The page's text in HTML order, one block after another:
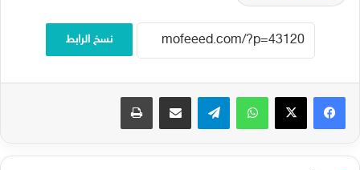
نسخ الرابط
فيسبوك‫X واتساب تيلقرام مشاركة عبر البريد طباعة